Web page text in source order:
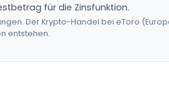
für die Zinsfunktion.
Der Krypto-Handel bei eToro
entstehen.